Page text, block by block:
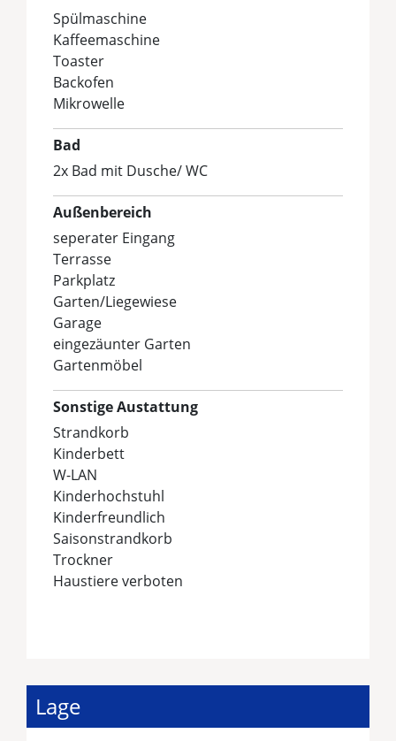
Spülmaschine
Kaffeemaschine
Toaster
Backofen
Mikrowelle
Bad
2x Bad mit Dusche/ WC
Außenbereich
seperater Eingang
Terrasse
Parkplatz
Garten/Liegewiese
Garage
eingezäunter Garten
Gartenmöbel
Sonstige Austattung
Strandkorb
Kinderbett
W-LAN
Kinderhochstuhl
Kinderfreundlich
Saisonstrandkorb
Trockner
Haustiere verboten
Lage